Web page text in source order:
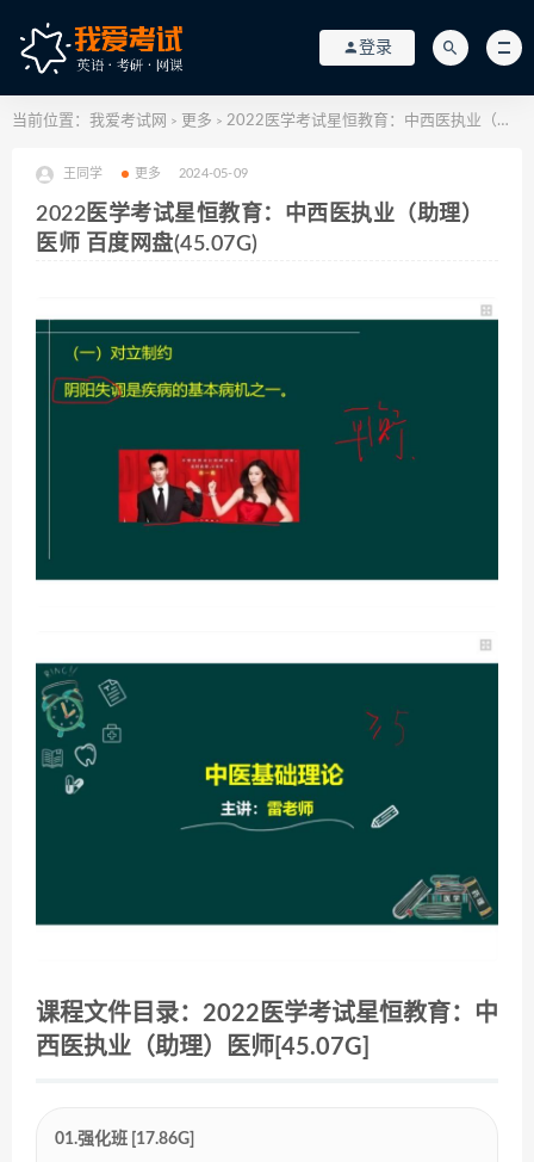
登录
当前位置： 我爱考试网 > 更多 > 2022医学考试星恒教育：中西医执业（助理）医师 百度网盘(45.07G)
王同学 更多 2024-05-09
2022医学考试星恒教育：中西医执业（助理）
医师 百度网盘(45.07G)
课程文件目录：2022医学考试星恒教育：中
西医执业（助理）医师[45.07G]
01.强化班 [17.86G]